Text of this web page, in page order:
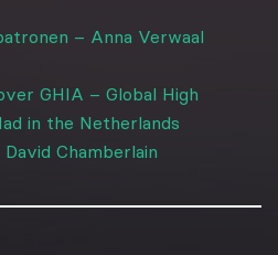
– Anna Verwaal
GHIA – Global High
in the Netherlands
Chamberlain